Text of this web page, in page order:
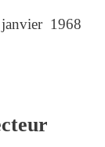
1968